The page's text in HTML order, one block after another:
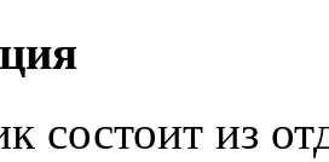
состоит из